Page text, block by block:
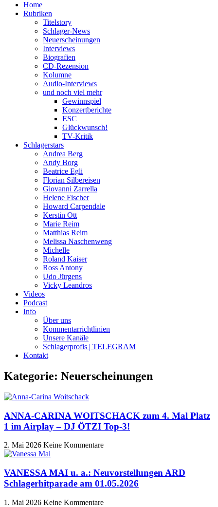
Home
Rubriken
Titelstory
Schlager-News
Neuerscheinungen
Interviews
Biografien
CD-Rezension
Kolumne
Audio-Interviews
und noch viel mehr
Gewinnspiel
Konzertberichte
ESC
Glückwunsch!
TV-Kritik
Schlagerstars
Andrea Berg
Andy Borg
Beatrice Egli
Florian Silbereisen
Giovanni Zarrella
Helene Fischer
Howard Carpendale
Kerstin Ott
Marie Reim
Matthias Reim
Melissa Naschenweng
Michelle
Roland Kaiser
Ross Antony
Udo Jürgens
Vicky Leandros
Videos
Podcast
Info
Über uns
Kommentarrichtlinien
Unsere Kanäle
Schlagerprofis | TELEGRAM
Kontakt
Kategorie: Neuerscheinungen
ANNA-CARINA WOITSCHACK zum 4. Mal Platz
1 im Airplay – DJ ÖTZI Top-3!
2. Mai 2026 Keine Kommentare
VANESSA MAI u. a.: Neuvorstellungen ARD
Schlagerhitparade am 01.05.2026
1. Mai 2026 Keine Kommentare